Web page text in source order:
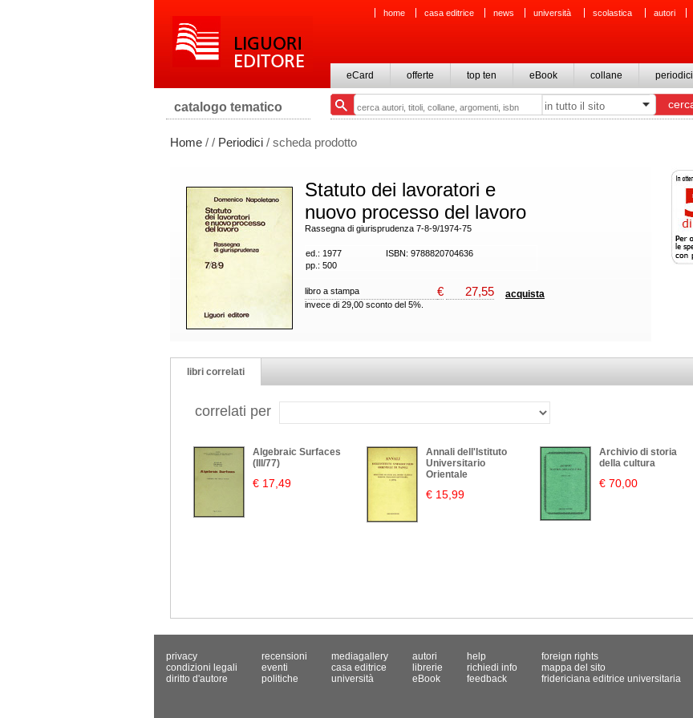
home casa editrice news università scolastica autori
eCard offerte top ten eBook collane periodici
catalogo tematico
Home / / Periodici / scheda prodotto
Statuto dei lavoratori e
nuovo processo del lavoro
Rassegna di giurisprudenza 7-8-9/1974-75
ed.: 1977
ISBN: 9788820704636
pp.: 500
libro a stampa € 27,55 acquista
invece di 29,00 sconto del 5%.
libri correlati
correlati per
Algebraic Surfaces
(III/77)
€ 17,49
Annali dell'Istituto
Universitario
Orientale
€ 15,99
Archivio di storia
della cultura
€ 70,00
privacy
condizioni legali
diritto d'autore
recensioni
eventi
politiche
mediagallery
casa editrice
università
autori
librerie
eBook
help
richiedi info
feedback
foreign rights
mappa del sito
fridericiana editrice universitaria